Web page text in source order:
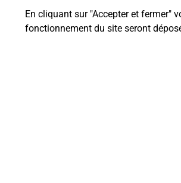
En cliquant sur "Accepter et fermer"
fonctionnement du site seront
Questions
Comment